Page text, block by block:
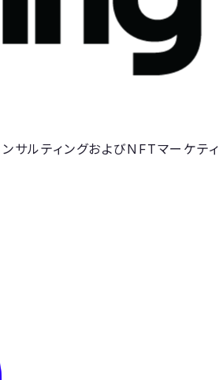
サルティングおよびNFTマーケティ